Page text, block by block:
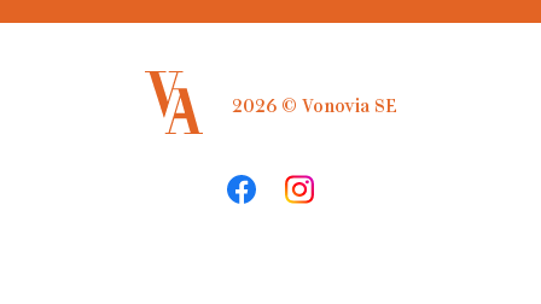
2026 © Vonovia SE